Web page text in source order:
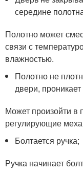
середине
Полотно может
связи с
влажностью.
Полотно не
двери,
Может произойти в
регулирующие
Болтается ручка;
Ручка начинает